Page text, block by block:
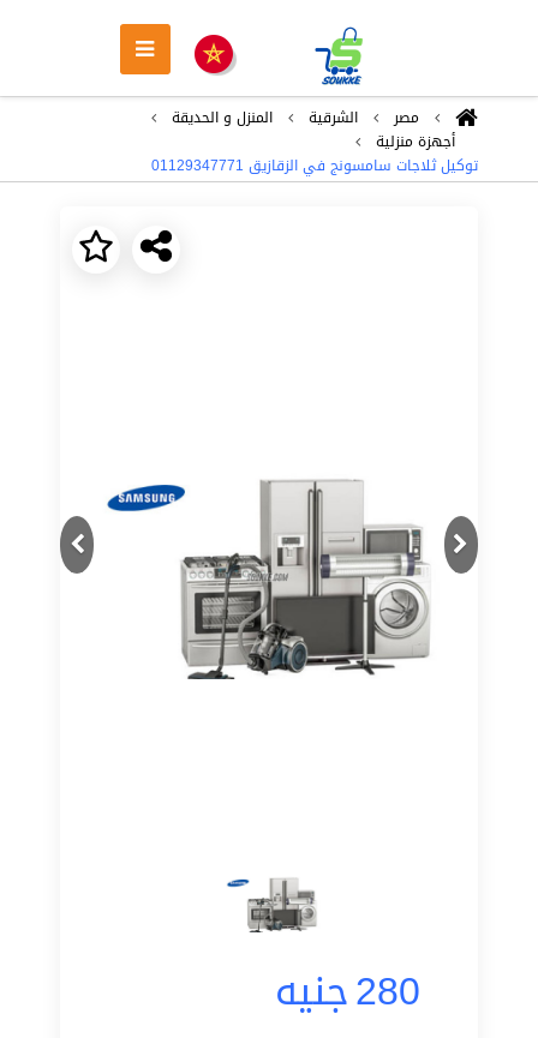
مصر الشرقية
المنزل و الحديقة
أجهزة منزلية
توكيل ثلاجات سامسونج في الزقازيق 01129347771
Previous
Next
280جنيه